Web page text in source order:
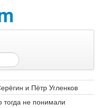
и Пётр Угленков
тогда не понимали